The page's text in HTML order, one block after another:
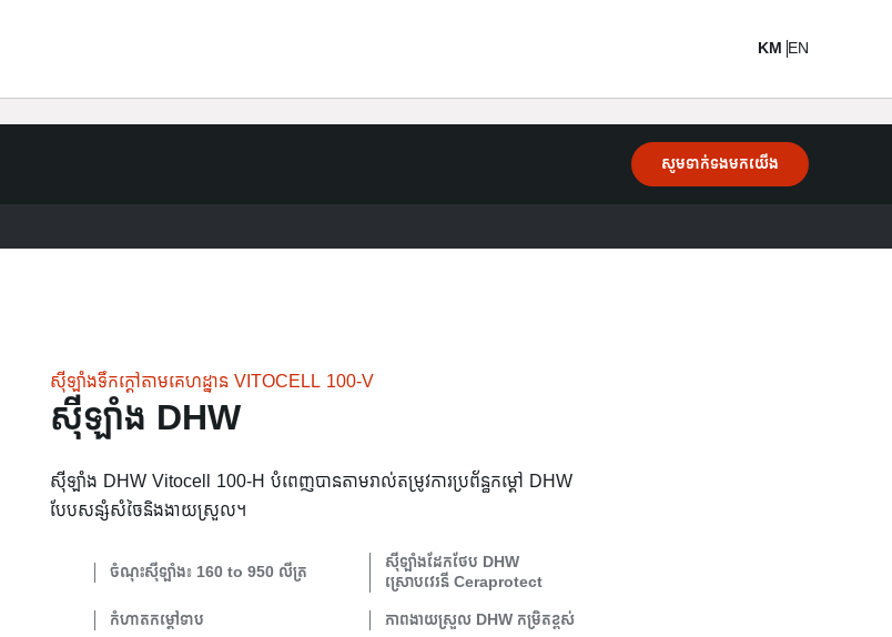
KM EN
សូមទាក់ទងមកយើង
ស៊ីឡាំងទឹកក្តៅតាមគេហដ្ឋាន VITOCELL 100-V
ស៊ីឡាំង DHW
ស៊ីឡាំង DHW Vitocell 100-H បំពេញបានតាមរាល់តម្រូវការប្រព័ន្ធកម្តៅ DHW
បែបសន្សំសំចៃនិងងាយស្រួល។
ចំណុះស៊ីឡាំង៖ 160 to 950 លីត្រ
ស៊ីឡាំងដែកថែប DHW
ស្រោបវេរនី Ceraprotect
កំហាតកម្តៅទាប
ភាពងាយស្រួល DHW កម្រិតខ្ពស់